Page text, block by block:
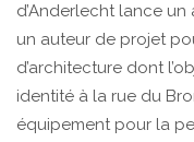
d’Anderlecht lance
un auteur de projet
d’architecture dont
identité à la rue du
équipement pour la